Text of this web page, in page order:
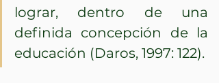
lograr, dentro de una
definida concepción de la
educación (Daros, 1997: 122).